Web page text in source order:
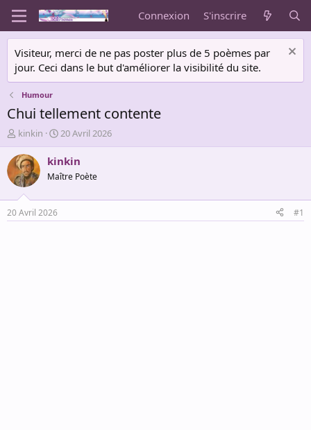
Connexion S'inscrire
Visiteur, merci de ne pas poster plus de 5 poèmes par
jour. Ceci dans le but d'améliorer la visibilité du site.
Humour
Chui tellement contente
A
u
t
e
u
r
d
e
kinkin
D
a
t
e
d
é
20 Avril 2026
kinkin
Maître Poète
20 Avril 2026 #1